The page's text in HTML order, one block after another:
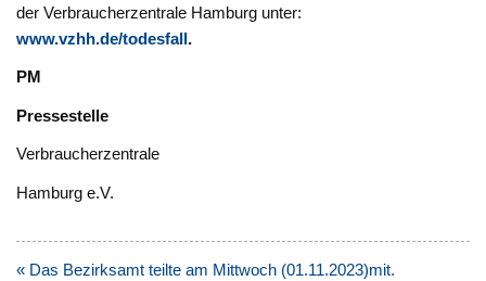
der Verbraucherzentrale Hamburg unter:
www.vzhh.de/todesfall.
PM
Pressestelle
Verbraucherzentrale
Hamburg e.V.
Beitragsnavigation
« Das Bezirksamt teilte am Mittwoch (01.11.2023)mit.